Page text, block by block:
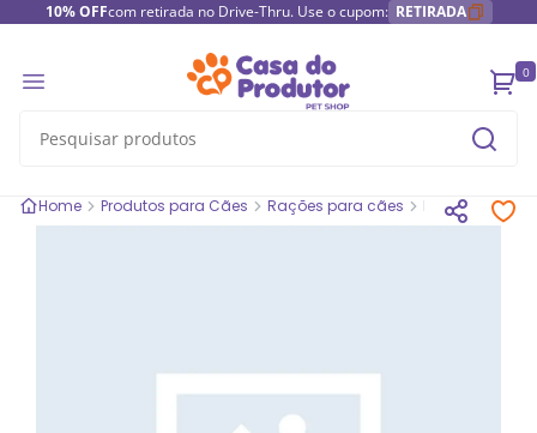
10% OFFcom retirada no Drive-Thru. Use o cupom: RETIRADA
0
Home Produtos para Cães Rações para cães Rações secas